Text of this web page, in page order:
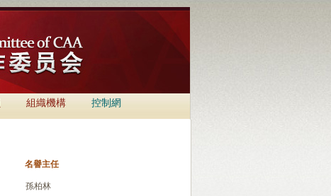
組織機構 控制網
名譽主任
孫柏林